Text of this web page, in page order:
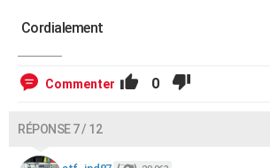
Cordialement
Commenter 0
RÉPONSE 7 / 12